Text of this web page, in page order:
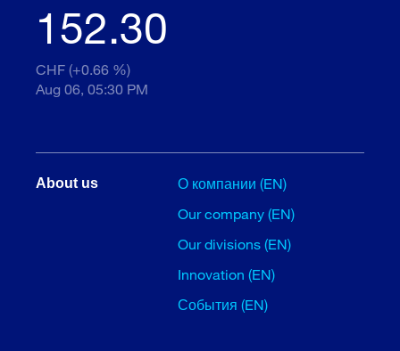
152.30
CHF (+0.66 %)
Aug 06, 05:30 PM
About us
О компании (EN)
Our company (EN)
Our divisions (EN)
Innovation (EN)
События (EN)